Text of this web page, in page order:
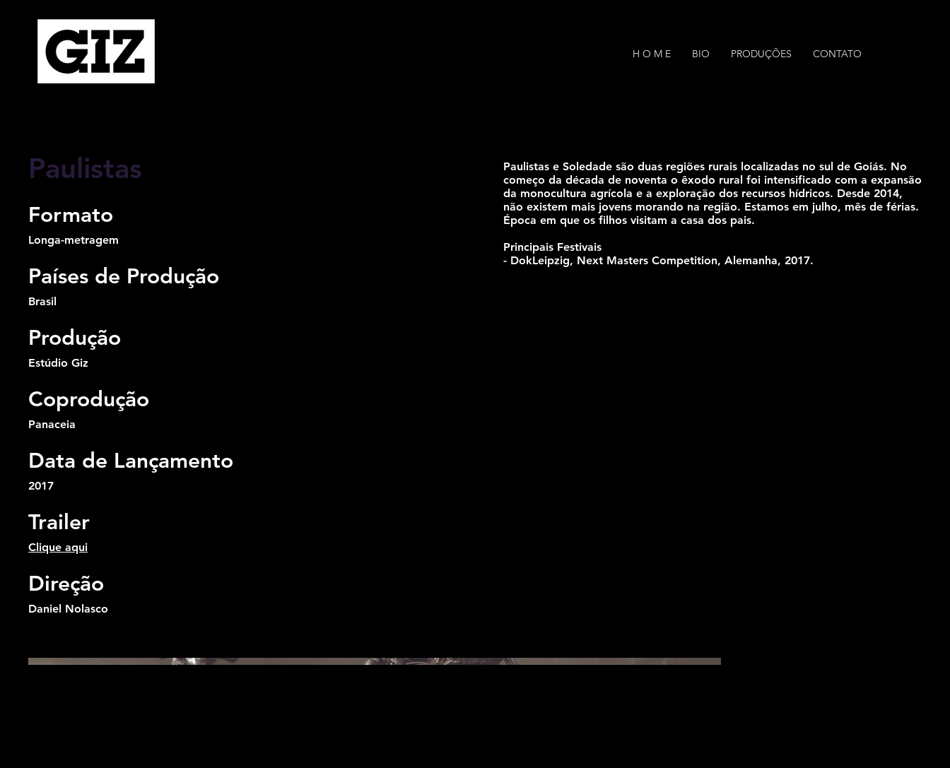
H O M E BIO PRODUÇÕES CONTATO
Paulistas
Formato
Longa-metragem
Países de Produção
Brasil
Produção
Estúdio Giz
Coprodução
Panaceia
Data de Lançamento
2017
Trailer
Clique aqui
Direção
Daniel Nolasco
Paulistas e Soledade são duas regiões rurais localizadas no sul de Goiás. No
começo da década de noventa o êxodo rural foi intensificado com a expansão
da monocultura agrícola e a exploração dos recursos hídricos. Desde 2014,
não existem mais jovens morando na região. Estamos em julho, mês de férias.
Época em que os filhos visitam a casa dos pais.
Principais Festivais
- DokLeipzig, Next Masters Competition, Alemanha, 2017.